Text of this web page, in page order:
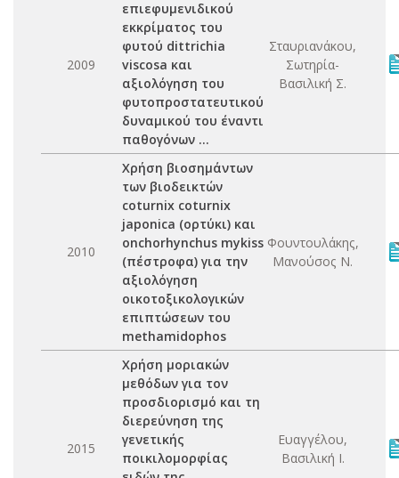
2009
επιεφυμενιδικού
εκκρίματος του
φυτού dittrichia
viscosa και
αξιολόγηση του
φυτοπροστατευτικού
δυναμικού του έναντι
παθογόνων ...
Σταυριανάκου,
Σωτηρία-
Βασιλική Σ.
2010
Χρήση βιοσημάντων
των βιοδεικτών
coturnix coturnix
japonica (ορτύκι) και
onchorhynchus mykiss
(πέστροφα) για την
αξιολόγηση
οικοτοξικολογικών
επιπτώσεων του
methamidophos
Φουντουλάκης,
Μανούσος Ν.
2015
Χρήση μοριακών
μεθόδων για τον
προσδιορισμό και τη
διερεύνηση της
γενετικής
ποικιλομορφίας
Ευαγγέλου,
Βασιλική Ι.